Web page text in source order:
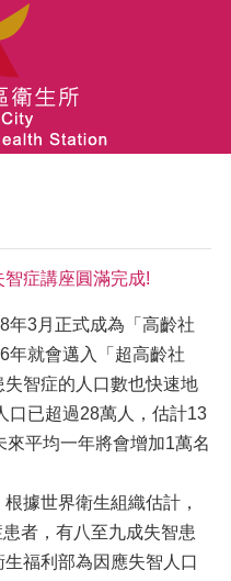
症講座圓滿完成!
年3月正式成為「高齡社
年就會邁入「超高齡社
智症的人口數也快速地
口已超過28萬人，估計13
平均一年將會增加1萬名
據世界衛生組織估計，
者，有八至九成失智患
福利部為因應失智人口